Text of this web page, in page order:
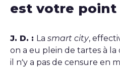
est votre point
J. D. : La smart city,
on a eu plein de tartes à
il n’y a pas de censure en